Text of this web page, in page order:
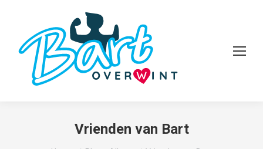
Vrienden van Bart
Je bent hier: